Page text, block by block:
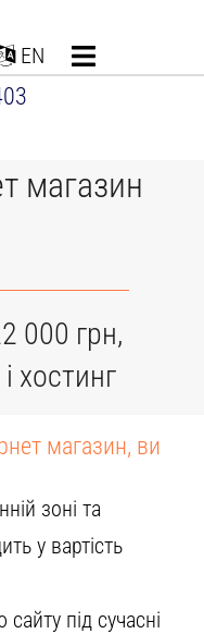
EN
магазин
000 грн,
хостинг
магазин, ви
зоні та
у вартість
під сучасні